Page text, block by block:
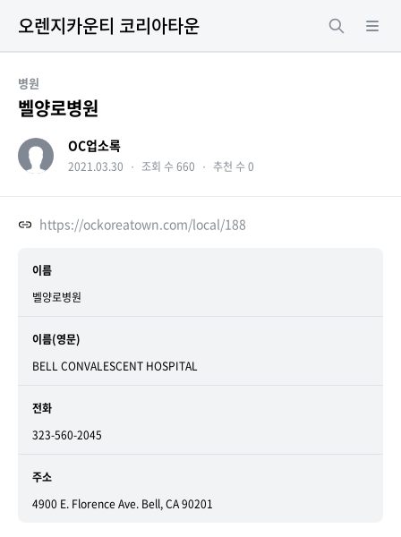
오렌지카운티 코리아타운
병원
벨양로병원
OC업소록
2021.03.30 ・ 조회 수 660 ・ 추천 수 0
https://ockoreatown.com/local/188
이름
벨양로병원
이름(영문)
BELL CONVALESCENT HOSPITAL
전화
323-560-2045
주소
4900 E. Florence Ave. Bell, CA 90201